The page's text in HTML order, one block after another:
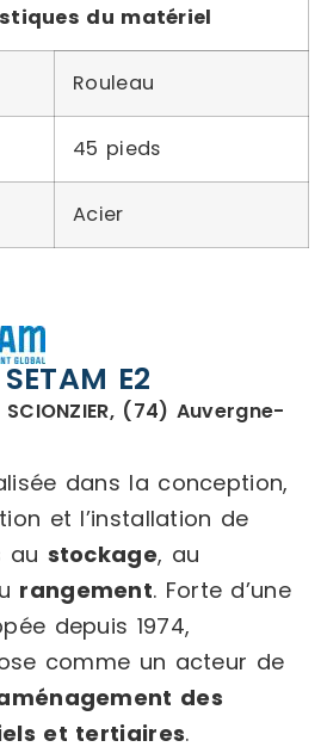
du matériel
Rouleau
45 pieds
Acier
E2
(74) Auvergne-
dans la conception,
et l’installation de
au stockage, au
rangement. Forte d’une
depuis 1974,
comme un acteur de
des
et tertiaires.